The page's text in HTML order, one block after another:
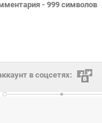
в соцсетях: